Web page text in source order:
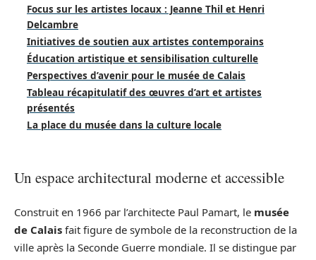
Focus sur les artistes locaux : Jeanne Thil et Henri
Delcambre
Initiatives de soutien aux artistes contemporains
Éducation artistique et sensibilisation culturelle
Perspectives d’avenir pour le musée de Calais
Tableau récapitulatif des œuvres d’art et artistes
présentés
La place du musée dans la culture locale
Un espace architectural moderne et accessible
Construit en 1966 par l’architecte Paul Pamart, le musée
de Calais fait figure de symbole de la reconstruction de la
ville après la Seconde Guerre mondiale. Il se distingue par